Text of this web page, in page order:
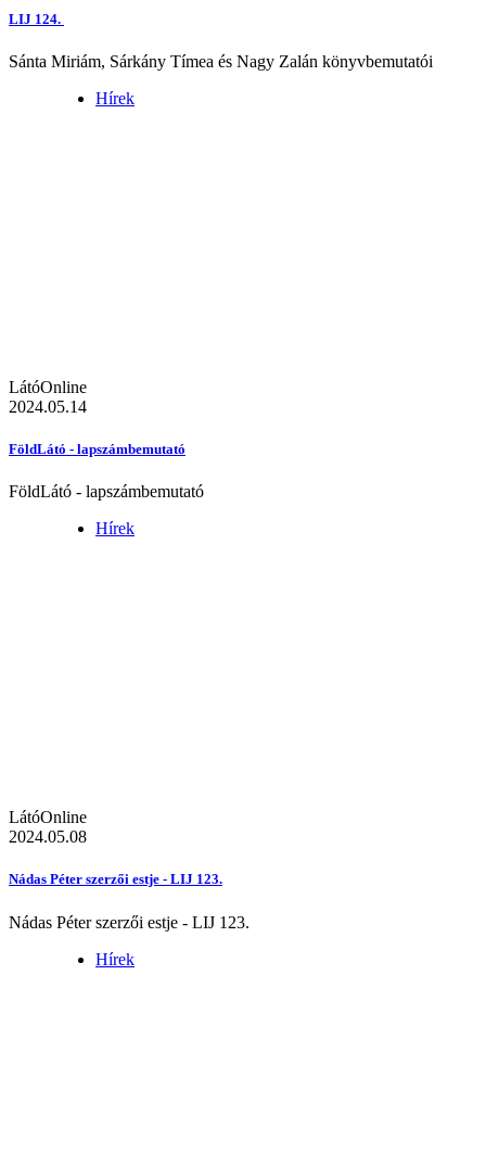
LIJ 124.
Sánta Miriám, Sárkány Tímea és Nagy Zalán könyvbemutatói
Hírek
LátóOnline
2024.05.14
FöldLátó - lapszámbemutató
FöldLátó - lapszámbemutató
Hírek
LátóOnline
2024.05.08
Nádas Péter szerzői estje - LIJ 123.
Nádas Péter szerzői estje - LIJ 123.
Hírek